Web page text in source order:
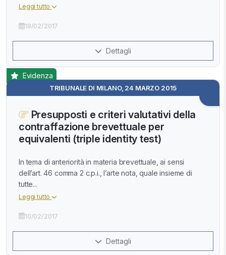
Leggi tutto
19/02/2017
Dettagli
TRIBUNALE DI MILANO, 24 MARZO 2015
Evidenza
Presupposti e criteri valutativi della
contraffazione brevettuale per
equivalenti (triple identity test)
In tema di anteriorità in materia brevettuale, ai sensi
dell’art. 46 comma 2 c.p.i., l’arte nota, quale insieme di
tutte...
Leggi tutto
10/02/2017
Dettagli